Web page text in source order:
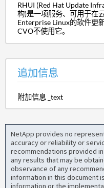
RHUI (Red Hat Update
构)是一项服务、可用于在
Enterprise Linux的软件更新
CVO不使用它。
追加信息
附加信息 _text
NetApp provides no
accuracy or reliability or
recommendations provided
any results that may be
observance of any
information in this document
information or the